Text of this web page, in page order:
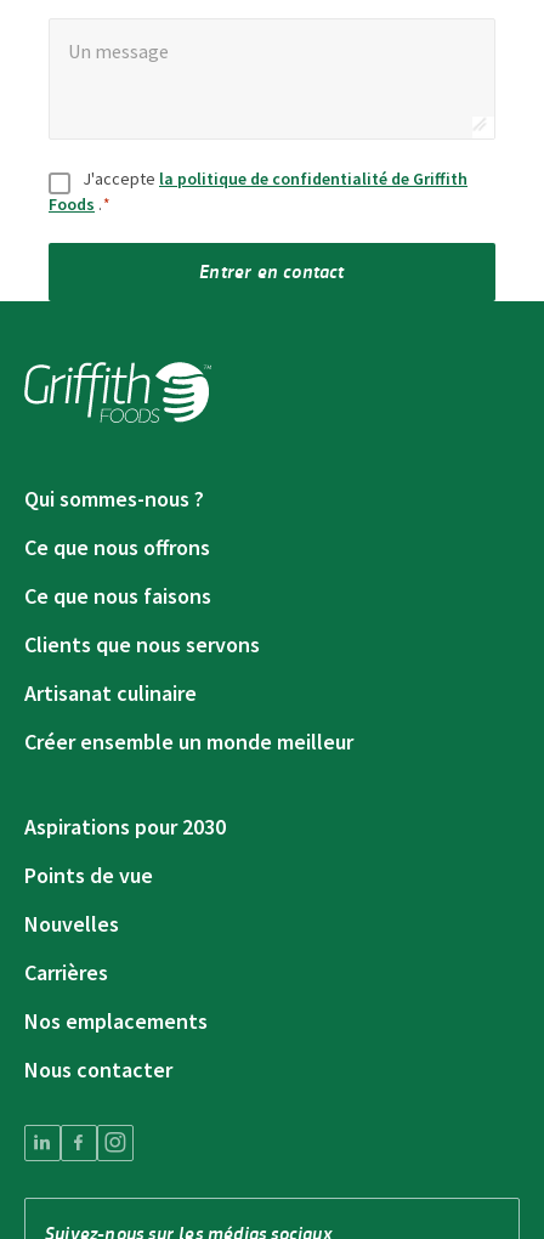
Un message
Consentement
J'accepte la politique de confidentialité de Griffith
Foods .*
Entrer en contact
Qui sommes-nous ?
Ce que nous offrons
Ce que nous faisons
Clients que nous servons
Artisanat culinaire
Créer ensemble un monde meilleur
Aspirations pour 2030
Points de vue
Nouvelles
Carrières
Nos emplacements
Nous contacter
Suivez-nous sur les médias sociaux